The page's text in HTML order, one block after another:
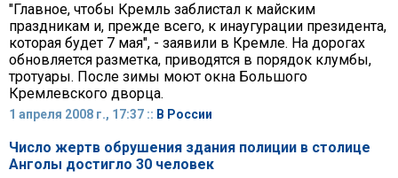
"Главное, чтобы Кремль заблистал к майским
праздникам и, прежде всего, к инаугурации президента,
которая будет 7 мая", - заявили в Кремле. На дорогах
обновляется разметка, приводятся в порядок клумбы,
тротуары. После зимы моют окна Большого
Кремлевского дворца.
1 апреля 2008 г., 17:37 :: В России
Число жертв обрушения здания полиции в столице
Анголы достигло 30 человек